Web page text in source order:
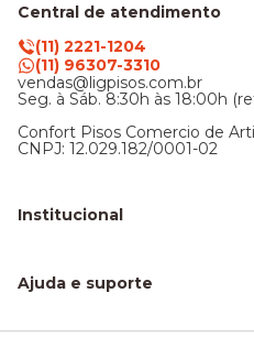
Central de atendimento
(11) 2221-1204
(11) 96307-3310
vendas@ligpisos.com.br
Seg. à Sáb. 8:30h às 18:00h
Confort Pisos Comercio de
CNPJ: 12.029.182/0001-02
Institucional
Sobre nós
Nossa Loja
Ajuda e suporte
Frete e entrega